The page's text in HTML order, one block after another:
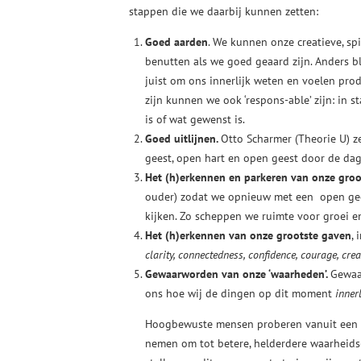
stappen die we daarbij kunnen zetten:
Goed aarden. We kunnen onze creatieve,
benutten als we goed geaard zijn. Anders
juist om ons innerlijk weten en voelen
zijn kunnen we ook ‘respons-able’ zijn: in
is of wat gewenst is.
Goed uitlijnen.Otto Scharmer (Theorie U)
geest, open hart en open geest door de
Het (h)erkennen en parkeren van onze
ouder) zodat we opnieuw met een open
kijken. Zo scheppen we ruimte voor groei
Het (h)erkennen van onze grootste gaven,
clarity, connectedness, confidence, courage,
Gewaarworden van onze ‘waarheden’.
ons hoe wij de dingen op dit moment
Hoogbewuste mensen proberen vanuit
nemen om tot betere, helderdere